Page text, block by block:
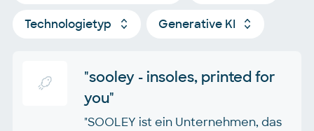
Technologietyp Generative KI
"sooley - insoles, printed for
you"
"SOOLEY ist ein Unternehmen, das